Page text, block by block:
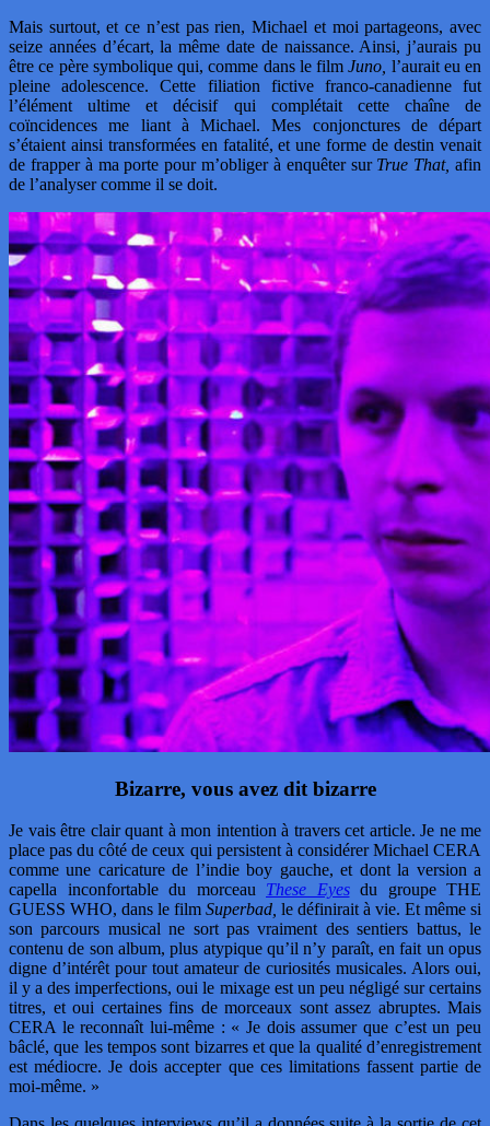
Mais surtout, et ce n’est pas rien, Michael et moi partageons, avec
seize années d’écart, la même date de naissance. Ainsi, j’aurais pu
être ce père symbolique qui, comme dans le filmJuno, l’aurait eu en
pleine adolescence. Cette filiation fictive franco-canadienne fut
l’élément ultime et décisif qui complétait cette chaîne de
coïncidences me liant à Michael. Mes conjonctures de départ
s’étaient ainsi transformées en fatalité, et une forme de destin venait
de frapper à ma porte pour m’obliger à enquêter sur True That, afin
de l’analyser comme il se doit.
Bizarre, vous avez dit bizarre
Je vais être clair quant à mon intention à travers cet article. Je ne me
place pas du côté de ceux qui persistent à considérer Michael CERA
comme une caricature de l’indie boy gauche, et dont la version a
capella inconfortable du morceau These Eyesdu groupe THE
GUESS WHO, dans le film Superbad, le définirait à vie. Et même si
son parcours musical ne sort pas vraiment des sentiers battus, le
contenu de son album, plus atypique qu’il n’y paraît, en fait un opus
digne d’intérêt pour tout amateur de curiosités musicales. Alors oui,
il y a des imperfections, oui le mixage est un peu négligé sur certains
titres, et oui certaines fins de morceaux sont assez abruptes. Mais
CERA le reconnaît lui-même : « Je dois assumer que c’est un peu
bâclé, que les tempos sont bizarres et que la qualité d’enregistrement
est médiocre. Je dois accepter que ces limitations fassent partie de
moi-même. »